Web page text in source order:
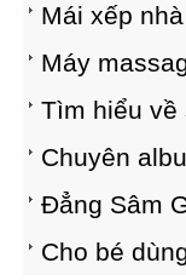
Mái xếp
Máy
Tìm hiểu về
Chuyên
Đẳng Sâm
Cho bé